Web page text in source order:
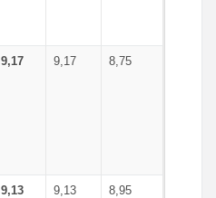
9,17 9,17 8,75
9,13 9,13 8,95